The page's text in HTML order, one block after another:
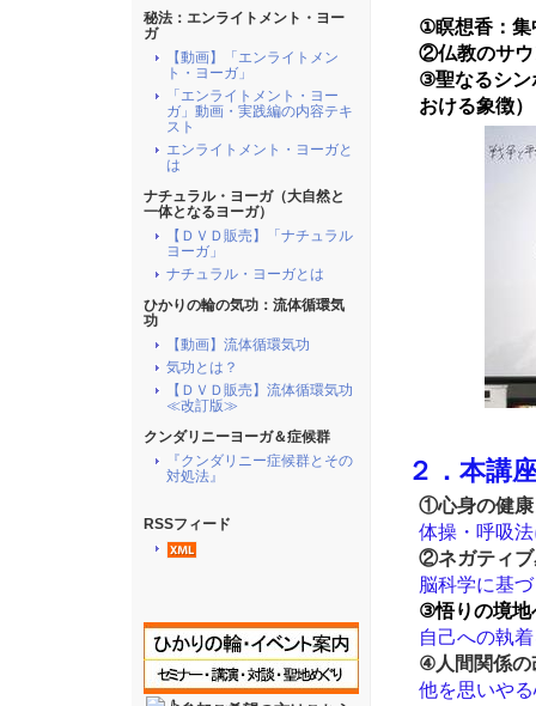
①瞑想香：集
②仏教のサウ
③聖なるシン
おける象徴）
２．本講
①心身の健康
体操・呼吸
②ネガティブ
脳科学に基
③悟りの境地
自己への執
④人間関係の
他を思いや
秘法：エンライトメント・ヨー
ガ
【動画】「エンライトメン
ト・ヨーガ」
「エンライトメント・ヨー
ガ」動画・実践編の内容テキ
スト
エンライトメント・ヨーガと
は
ナチュラル・ヨーガ（大自然と
一体となるヨーガ）
【ＤＶＤ販売】「ナチュラル
ヨーガ」
ナチュラル・ヨーガとは
ひかりの輪の気功：流体循環気
功
【動画】流体循環気功
気功とは？
【ＤＶＤ販売】流体循環気功
≪改訂版≫
クンダリニーヨーガ＆症候群
『クンダリニー症候群とその
対処法』
RSSフィード